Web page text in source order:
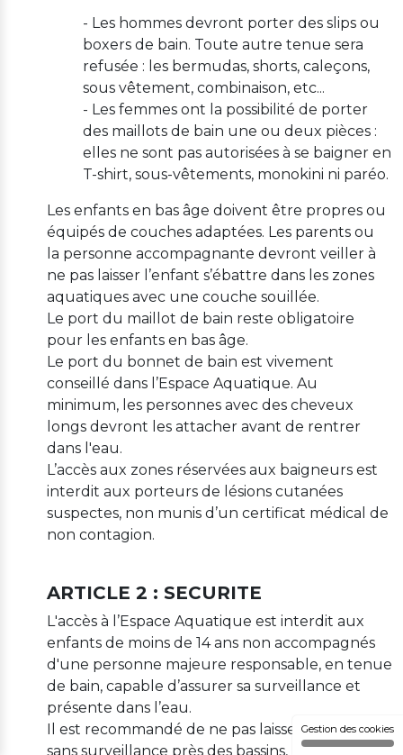
- Les hommes devront porter des slips ou
boxers de bain. Toute autre tenue sera
refusée : les bermudas, shorts, caleçons,
sous vêtement, combinaison, etc...
- Les femmes ont la possibilité de porter
des maillots de bain une ou deux pièces :
elles ne sont pas autorisées à se baigner en
T-shirt, sous-vêtements, monokini ni paréo.
Les enfants en bas âge doivent être propres ou
équipés de couches adaptées. Les parents ou
la personne accompagnante devront veiller à
ne pas laisser l’enfant s’ébattre dans les zones
aquatiques avec une couche souillée.
Le port du maillot de bain reste obligatoire
pour les enfants en bas âge.
Le port du bonnet de bain est vivement
conseillé dans l’Espace Aquatique. Au
minimum, les personnes avec des cheveux
longs devront les attacher avant de rentrer
dans l'eau.
L’accès aux zones réservées aux baigneurs est
interdit aux porteurs de lésions cutanées
suspectes, non munis d’un certificat médical de
non contagion.
ARTICLE 2 : SECURITE
L'accès à l’Espace Aquatique est interdit aux
enfants de moins de 14 ans non accompagnés
d'une personne majeure responsable, en tenue
de bain, capable d’assurer sa surveillance et
présente dans l’eau.
Il est recommandé de ne pas laisser les enfants
sans surveillance près des bassins, pédiluves ou
Gestion des cookies